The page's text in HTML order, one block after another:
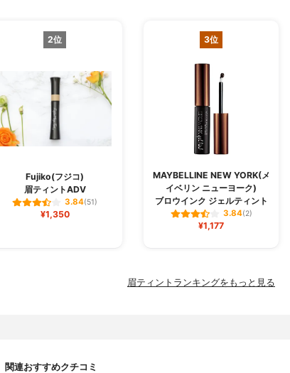
2位
Fujiko(フジコ)
眉ティントADV
3.84(51)
¥1,350
3位
MAYBELLINE NEW YORK(メ
イベリン ニューヨーク)
ブロウインク ジェルティント
3.84(2)
¥1,177
眉ティントランキングをもっと見る
関連おすすめクチコミ